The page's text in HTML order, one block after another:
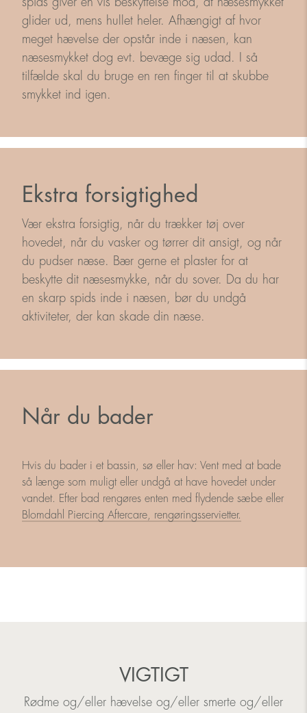
glider ud, mens hullet heler. Afhængigt af hvor
meget hævelse der opstår inde i næsen, kan
næsesmykket dog evt. bevæge sig udad. I så
tilfælde skal du bruge en ren finger til at skubbe
smykket ind igen.
Ekstra forsigtighed
Vær ekstra forsigtig, når du trækker tøj over
hovedet, når du vasker og tørrer dit ansigt, og når
du pudser næse. Bær gerne et plaster for at
beskytte dit næsesmykke, når du sover. Da du har
en skarp spids inde i næsen, bør du undgå
aktiviteter, der kan skade din næse.
Når du bader
Hvis du bader i et bassin, sø eller hav: Vent med at bade
så længe som muligt eller undgå at have hovedet under
vandet. Efter bad rengøres enten med flydende sæbe eller
Blomdahl Piercing Aftercare, rengøringsservietter.
VIGTIGT
Rødme og/eller hævelse og/eller smerte og/eller